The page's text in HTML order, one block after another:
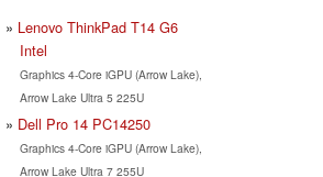
Lenovo ThinkPad T14 G6
Intel
Graphics 4-Core iGPU (Arrow Lake),
Arrow Lake Ultra 5 225U
Dell Pro 14 PC14250
Graphics 4-Core iGPU (Arrow Lake),
Arrow Lake Ultra 7 255U